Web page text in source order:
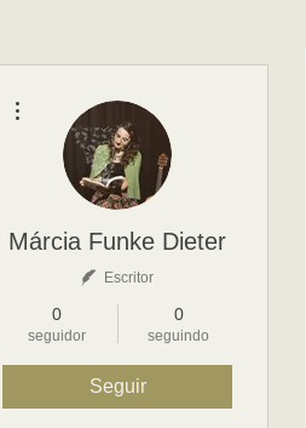
Márcia Funke Dieter
Escritor
0
seguidor
0
seguindo
Seguir